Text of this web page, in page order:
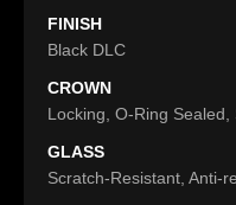
FINISH
Black DLC
CROWN
Locking, O-Ring Sealed,
GLASS
Scratch-Resistant, Anti-